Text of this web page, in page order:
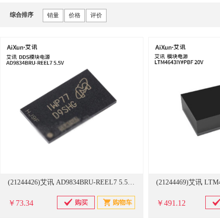
综合排序 销量 价格 评价
(21244426)艾讯 AD9834BRU-REEL7 5.5V DDS模块电源(单位：只)
￥73.34 ￥491.12